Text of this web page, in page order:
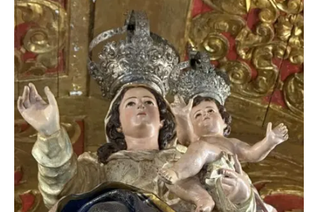
Imagem: Arquivo da Paróquia Nossa Senhora de Nazaré
Tradição